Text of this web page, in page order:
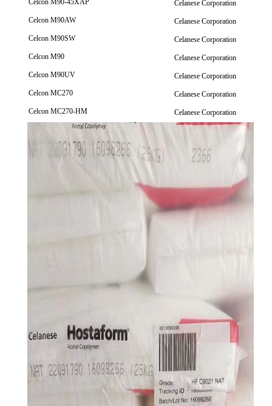
Celcon M90-45XAP
Celanese Corporation
Celcon M90AW
Celanese Corporation
Celcon M90SW
Celanese Corporation
Celcon M90
Celanese Corporation
Celcon M90UV
Celanese Corporation
Celcon MC270
Celanese Corporation
Celcon MC270-HM
Celanese Corporation